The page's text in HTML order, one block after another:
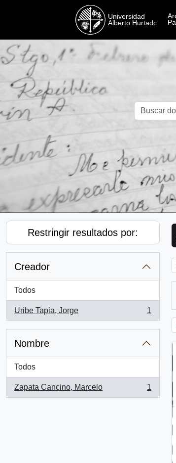
Restringir resultados por:
Creador
Todos
Uribe Tapia, Jorge
, 1 resultados
1
Nombre
Todos
Zapata Cancino, Marcelo
, 1 resultados
1